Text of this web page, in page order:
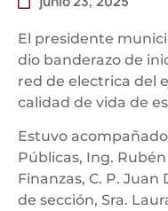
El presidente
dio banderazo de
red de electrica del
calidad de vida de
Estuvo
Públicas, Ing.
Finanzas, C. P.
de sección, Sra.